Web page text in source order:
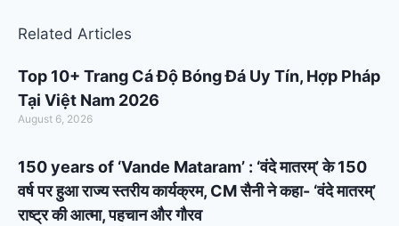
Related Articles
Top 10+ Trang Cá Độ Bóng Đá Uy Tín, Hợp Pháp
Tại Việt Nam 2026
August 6, 2026
150 years of ‘Vande Mataram’ : ‘वंदे मातरम्’ के 150
वर्ष पर हुआ राज्य स्तरीय कार्यक्रम, CM सैनी ने कहा- ‘वंदे मातरम्’
राष्ट्र की आत्मा, पहचान और गौरव